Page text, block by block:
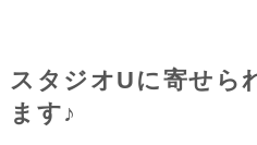
スタジオUに寄せら
ます♪